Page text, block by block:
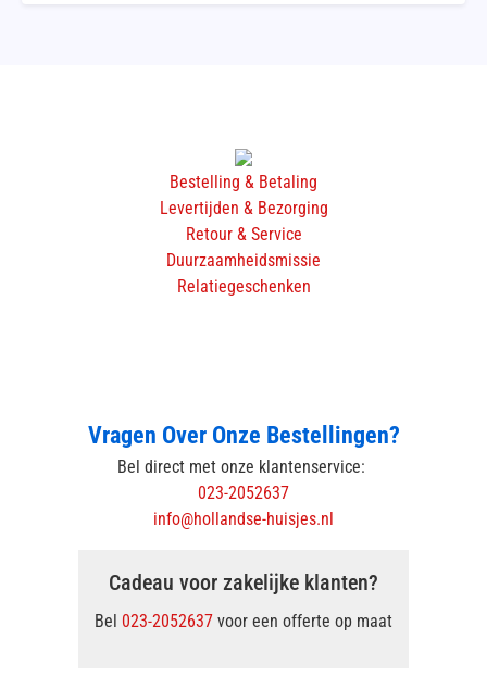
Bestelling & Betaling
Levertijden & Bezorging
Retour & Service
Duurzaamheidsmissie
Relatiegeschenken
Vragen Over Onze Bestellingen?
Bel direct met onze klantenservice:
023-2052637
info@hollandse-huisjes.nl
Cadeau voor zakelijke klanten?
Bel 023-2052637 voor een offerte op maat